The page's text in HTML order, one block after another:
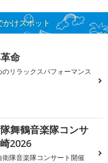
けスポット
命
リラックスパフォーマンス
舞鶴音楽隊コンサ
2026
衛隊音楽隊コンサート開催